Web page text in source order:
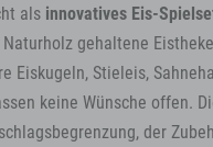
als innovatives Eis-
gehaltene
Eiskugeln, Stieleis,
keine Wünsche offen.
der